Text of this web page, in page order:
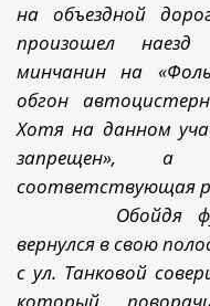
на объездной
произошел
минчанин на
обгон
Хотя на данном
запрещен», а
соответствующая
Обойдя
вернулся в свою
с ул. Танковой
который